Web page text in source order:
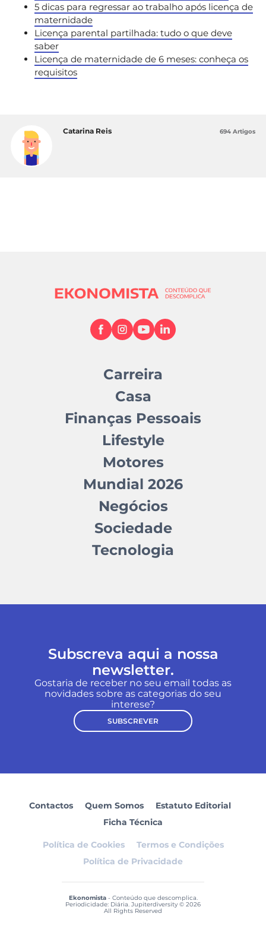
5 dicas para regressar ao trabalho após licença de
maternidade
Licença parental partilhada: tudo o que deve
saber
Licença de maternidade de 6 meses: conheça os
requisitos
Catarina Reis 694 Artigos
Carreira
Casa
Finanças Pessoais
Lifestyle
Motores
Mundial 2026
Negócios
Sociedade
Tecnologia
Subscreva aqui a nossa
newsletter.
Gostaria de receber no seu email todas as
novidades sobre as categorias do seu
interese?
SUBSCREVER
Contactos Quem Somos
Estatuto Editorial
Ficha Técnica
Política de Cookies
Termos e Condições
Política de Privacidade
Ekonomista- Conteúdo que descomplica.
Periodicidade: Diária. Jupiterdiversity © 2026
All Rights Reserved